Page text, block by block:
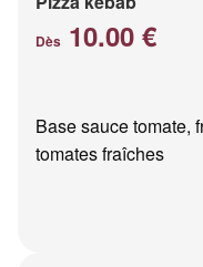
Dès 10.00 €
Base sauce tomate,
tomates fraîches